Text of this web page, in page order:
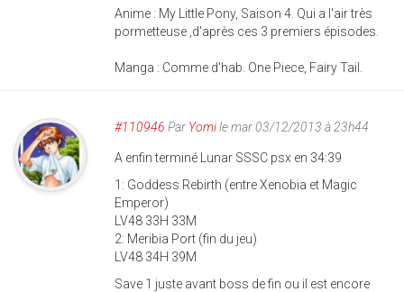
Anime : My Little Pony, Saison 4. Qui a l'air très
pormetteuse ,d'après ces 3 premiers épisodes.
Manga : Comme d'hab. One Piece, Fairy Tail.
#110946 Par Yomile mar 03/12/2013 à 23h44
A enfin terminé Lunar SSSC psx en 34:39
1: Goddess Rebirth (entre Xenobia et Magic
Emperor)
LV48 33H 33M
2: Meribia Port (fin du jeu)
LV48 34H 39M
Save 1 juste avant boss de fin ou il est encore